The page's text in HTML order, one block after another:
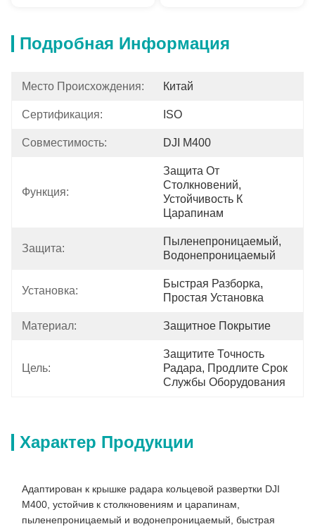
Подробная Информация
Место Происхождения: Китай
Сертификация: ISO
Совместимость: DJI М400
Функция:
Защита От
Столкновений,
Устойчивость К
Царапинам
Защита:
Пыленепроницаемый,
Водонепроницаемый
Установка:
Быстрая Разборка,
Простая Установка
Материал: Защитное Покрытие
Цель:
Защитите Точность
Радара, Продлите Срок
Службы Оборудования
Характер Продукции
Адаптирован к крышке радара кольцевой развертки DJI
M400, устойчив к столкновениям и царапинам,
пыленепроницаемый и водонепроницаемый, быстрая